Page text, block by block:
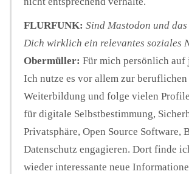
FLURFUNK: Sind Mastodon und
Dich wirklich ein relevantes soziales
Obermüller: Für mich persönlich auf
Ich nutze es vor allem zur beruflichen
Weiterbildung und folge vielen
für digitale Selbstbestimmung,
Privatsphäre, Open Source Software,
Datenschutz engagieren. Dort finde
wieder interessante neue